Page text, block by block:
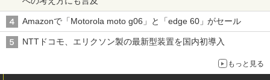
Amazonで「Motorola moto g06」と「edge 60」がセール
NTTドコモ、エリクソン製の最新型装置を国内初導入
もっと見る